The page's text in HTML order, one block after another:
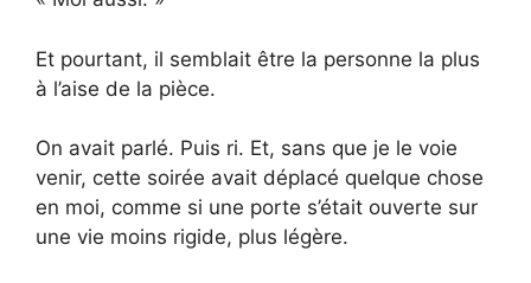
Et pourtant, il semblait être la personne la plus
à l’aise de la pièce.
On avait parlé. Puis ri. Et, sans que je le voie
venir, cette soirée avait déplacé quelque chose
en moi, comme si une porte s’était ouverte sur
une vie moins rigide, plus légère.